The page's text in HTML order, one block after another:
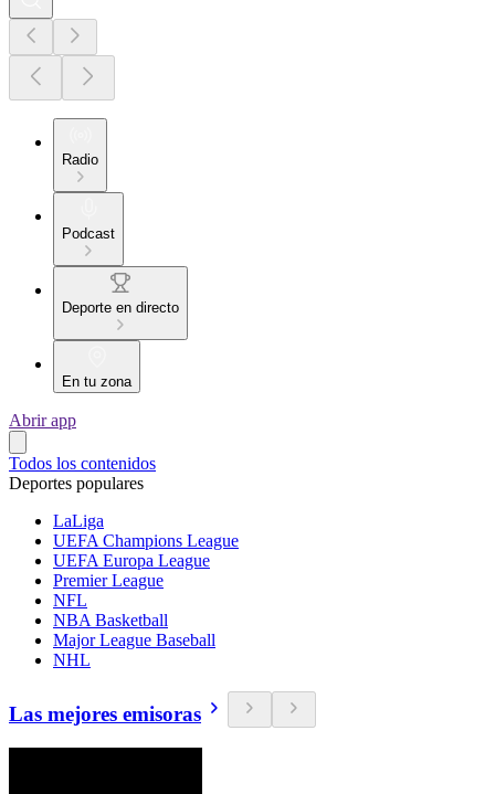
Radio
Podcast
Deporte en directo
En tu zona
Abrir app
Todos los contenidos
Deportes populares
LaLiga
UEFA Champions League
UEFA Europa League
Premier League
NFL
NBA Basketball
Major League Baseball
NHL
Las mejores emisoras